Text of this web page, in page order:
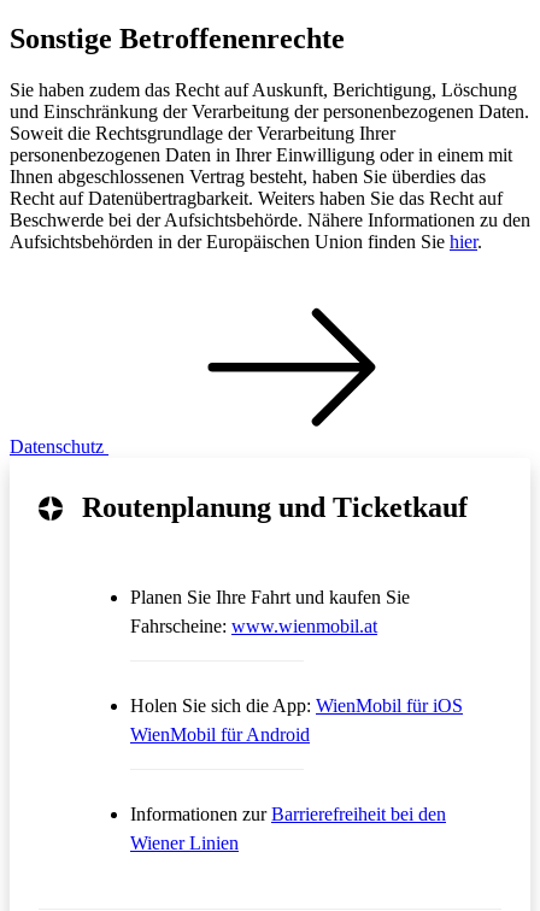
Sonstige Betroffenenrechte
Sie haben zudem das Recht auf Auskunft, Berichtigung, Löschung
und Einschränkung der Verarbeitung der personenbezogenen Daten.
Soweit die Rechtsgrundlage der Verarbeitung Ihrer
personenbezogenen Daten in Ihrer Einwilligung oder in einem mit
Ihnen abgeschlossenen Vertrag besteht, haben Sie überdies das
Recht auf Datenübertragbarkeit. Weiters haben Sie das Recht auf
Beschwerde bei der Aufsichtsbehörde. Nähere Informationen zu den
Aufsichtsbehörden in der Europäischen Union finden Sie hier.
Datenschutz
Routenplanung und Ticketkauf
Planen Sie Ihre Fahrt und kaufen Sie
Fahrscheine: www.wienmobil.atÖffnet in einem
Holen Sie sich die App: WienMobil für iOS
WienMobil für Android
Informationen zurBarrierefreiheit bei den
Wiener Linien